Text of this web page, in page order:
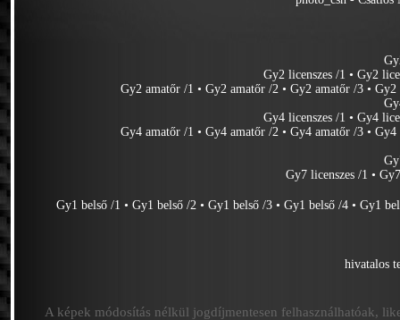
Gy2 licenszes /1 •Gy2
Gy2 amatőr /1 •Gy2 amatőr /2 •Gy2 amatőr /3 •Gy2
Gy4 licenszes /1 •Gy4
Gy4 amatőr /1 •Gy4 amatőr /2 •Gy4 amatőr /3 •Gy4
Gy7 licenszes /1 •
Gy1 belső /1 •Gy1 belső /2 •Gy1 belső /3 •Gy1 belső /4 •Gy1
hivatalos
A képek módosítás nélkül jogdíjmentesen felhasználhatóak,